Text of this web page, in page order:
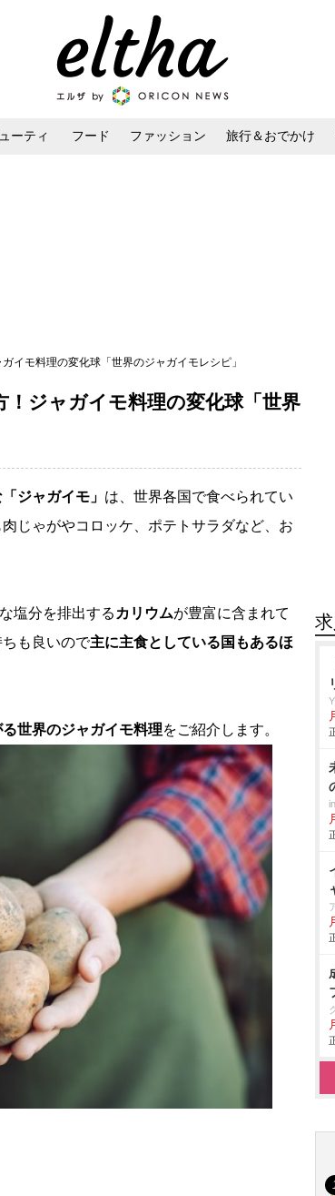
ーティ フード ファッション 旅行＆おでかけ
イモ料理の変化球「世界のジャガイモレシピ」
ジャガイモ料理の変化球「世界
ジャガイモ」 は、世界各国で食べられてい
じゃがやコロッケ、ポテトサラダなど、お
塩分を排出する カリウムが豊富に含まれて
も良いので主に主食としている国もあるほ
世界のジャガイモ料理をご紹介します。